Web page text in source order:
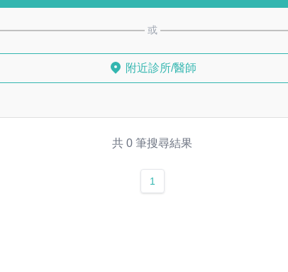
或
附近診所/醫師
共 0 筆搜尋結果
1